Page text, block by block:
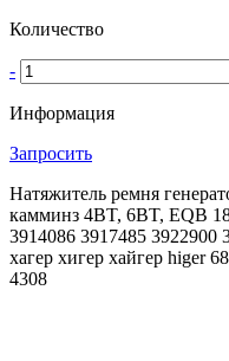
Количество
-
Информация
Запросить
Натяжитель ремня
камминз 4BT, 6BT, EQB
3914086 3917485 3922900
хагер хигер хайгер higer
4308